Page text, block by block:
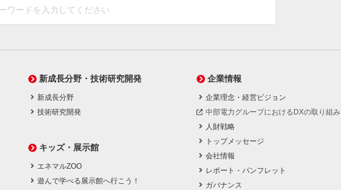
新成長分野・技術研究開発
新成長分野
技術研究開発
キッズ・展示館
エネマルZOO
遊んで学べる展示館へ行こう！
企業情報
企業理念・経営ビジョン
中部電力グループにおけるDXの取り組み
人財戦略
トップメッセージ
会社情報
レポート・パンフレット
ガバナンス